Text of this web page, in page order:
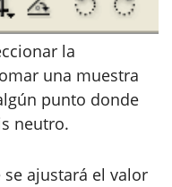
la
una muestra
punto donde
neutro.
ajustará el valor